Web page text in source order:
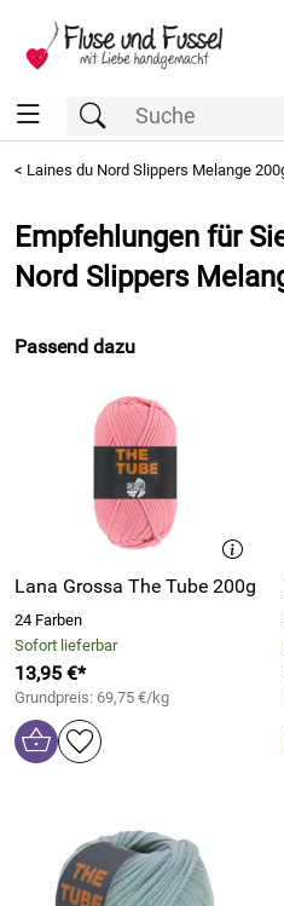
< Laines du Nord Slippers Melange
Empfehlungen für
Nord Slippers
Passend dazu
Lana Grossa The Tube 200g
24 Farben
Sofort lieferbar
13,95 €*
Grundpreis: 69,75 €/kg